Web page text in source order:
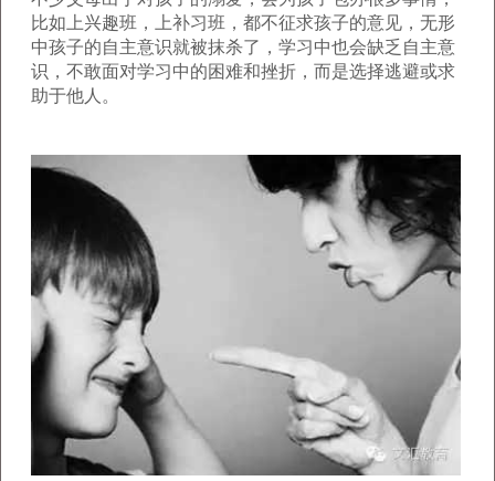
比如上兴趣班，上补习班，都不征求孩子的意见，无形
中孩子的自主意识就被抹杀了，学习中也会缺乏自主意
识，不敢面对学习中的困难和挫折，而是选择逃避或求
助于他人。